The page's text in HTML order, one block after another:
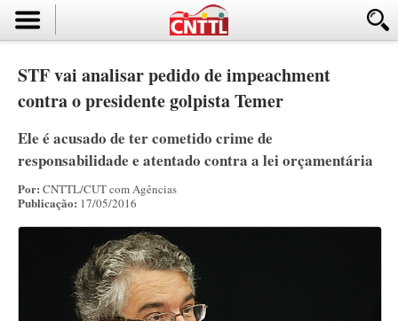
STF vai analisar pedido de impeachment
contra o presidente golpista Temer
Ele é acusado de ter cometido crime de
responsabilidade e atentado contra a lei orçamentária
Por: CNTTL/CUT com Agências
Publicação: 17/05/2016